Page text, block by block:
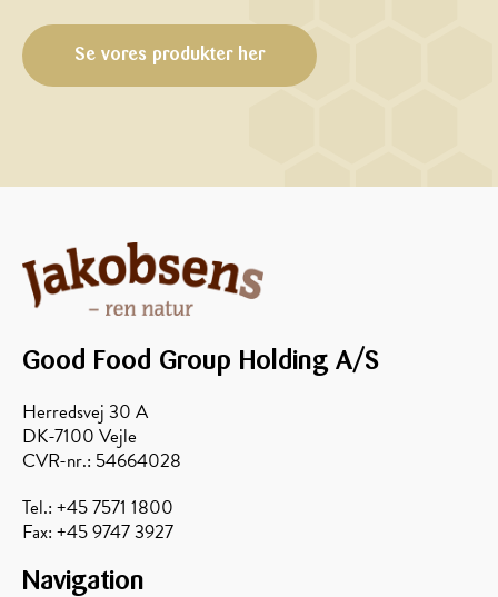
Se vores produkter her
Good Food Group Holding A/S
Herredsvej 30 A
DK-7100 Vejle
CVR-nr.: 54664028
Tel.: +45 7571 1800
Fax: +45 9747 3927
Navigation